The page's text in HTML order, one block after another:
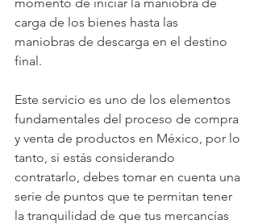
carga de los bienes hasta las
maniobras de descarga en el destino
final.
Este servicio es uno de los elementos
fundamentales del proceso de compra
y venta de productos en México, por lo
tanto, si estás considerando
contratarlo, debes tomar en cuenta una
serie de puntos que te permitan tener
la tranquilidad de que tus mercancías